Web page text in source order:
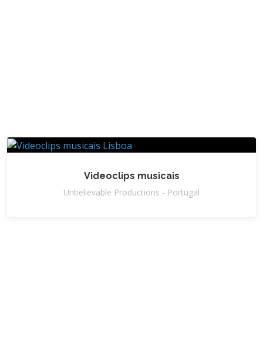
Videoclips musicais
Unbelievable Productions - Portugal